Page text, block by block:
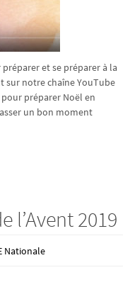
et se préparer à la
sur notre chaîne YouTube
préparer Noël en
un bon moment
l’Avent 2019
Nationale